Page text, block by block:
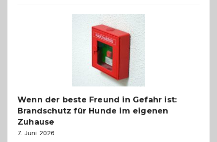
bewusst
herzlich
gestalten
Wenn der beste Freund in Gefahr ist:
Brandschutz für Hunde im eigenen
Zuhause
7. Juni 2026